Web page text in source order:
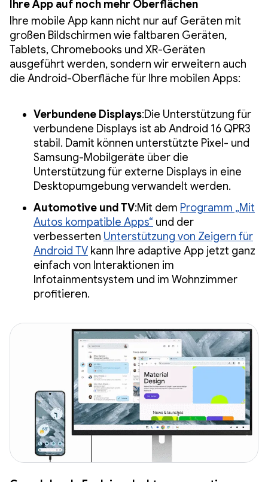
Ihre App auf noch mehr Oberflächen
Ihre mobile App kann nicht nur auf Geräten mit
großen Bildschirmen wie faltbaren Geräten,
Tablets, Chromebooks und XR-Geräten
ausgeführt werden, sondern wir erweitern auch
die Android-Oberfläche für Ihre mobilen Apps:
Verbundene Displays:Die Unterstützung für
verbundene Displays ist ab Android 16 QPR3
stabil. Damit können unterstützte Pixel- und
Samsung-Mobilgeräte über die
Unterstützung für externe Displays in eine
Desktopumgebung verwandelt werden.
Automotive und TV:Mit dem Programm „Mit
Autos kompatible Apps“ und der
verbesserten Unterstützung von Zeigern für
Android TV kann Ihre adaptive App jetzt ganz
einfach von Interaktionen im
Infotainmentsystem und im Wohnzimmer
profitieren.